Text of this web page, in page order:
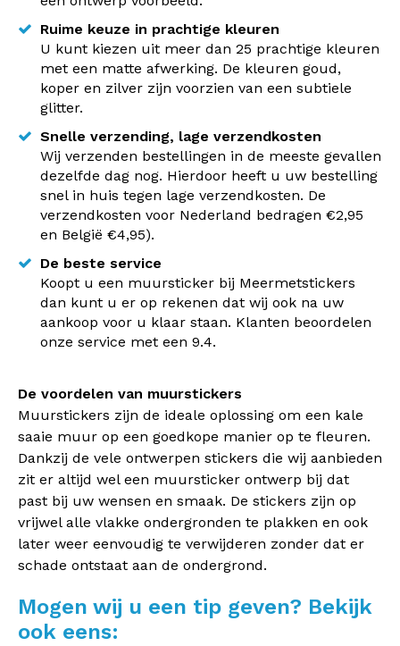
Ruime keuze in prachtige kleuren
U kunt kiezen uit meer dan 25 prachtige kleuren
met een matte afwerking. De kleuren goud,
koper en zilver zijn voorzien van een subtiele
glitter.
Snelle verzending, lage verzendkosten
Wij verzenden bestellingen in de meeste gevallen
dezelfde dag nog. Hierdoor heeft u uw bestelling
snel in huis tegen lage verzendkosten. De
verzendkosten voor Nederland bedragen €2,95
en België €4,95).
De beste service
Koopt u een muursticker bij Meermetstickers
dan kunt u er op rekenen dat wij ook na uw
aankoop voor u klaar staan. Klanten beoordelen
onze service met een 9.4.
De voordelen van muurstickers
Muurstickers zijn de ideale oplossing om een kale
saaie muur op een goedkope manier op te fleuren.
Dankzij de vele ontwerpen stickers die wij aanbieden
zit er altijd wel een muursticker ontwerp bij dat
past bij uw wensen en smaak. De stickers zijn op
vrijwel alle vlakke ondergronden te plakken en ook
later weer eenvoudig te verwijderen zonder dat er
schade ontstaat aan de ondergrond.
Mogen wij u een tip geven? Bekijk
ook eens: